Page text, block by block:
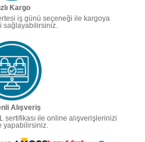
Kargo
iş günü seçeneği ile kargoya
sağlayabilirsiniz.
Alışveriş
sertifikası ile online alışverişlerinizi
yapabilirsiniz.